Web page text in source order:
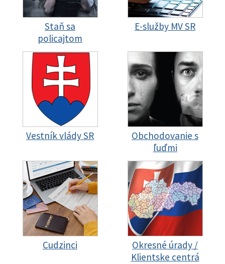
Staň sa
policajtom
E-služby MV SR
Vestník vlády SR
Obchodovanie s
ľuďmi
Cudzinci
Okresné úrady /
Klientske centrá